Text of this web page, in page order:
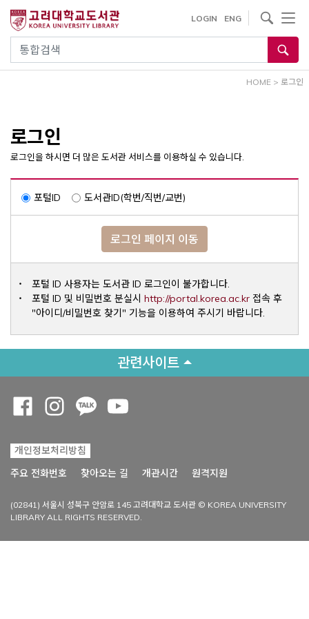
건
통합검색
LOGIN ENG
사이트내 검색
HOME > 로그인
로그인
로그인을 하시면 더 많은 도서관 서비스를 이용하실 수 있습니다.
포털ID 도서관ID(학번/직번/교번)
로그인 페이지 이동
포털 ID 사용자는 도서관 ID 로그인이 불가합니다.
포털 ID 및 비밀번호 분실시 http://portal.korea.ac.krOpens a
접속 후
"아이디/비밀번호 찾기" 기능을 이용하여 주시기 바랍니다.
관련사이트
개인정보처리방침
주요 전화번호
찾아오는 길 개관시간 원격지원
(02841) 서울시 성북구 안암로 145 고려대학교 도서관 © KOREA UNIVERSITY
LIBRARY ALL RIGHTS RESERVED.
Opens a new window
Opens a new window
Opens a new window